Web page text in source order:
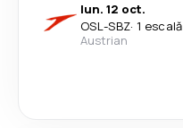
lun. 12 oct.
OSL-SBZ· 1 escală
Austrian